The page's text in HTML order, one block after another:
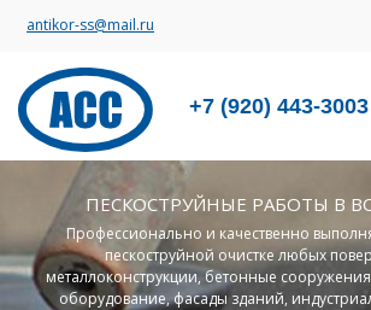
antikor-ss@mail.ru
+7 (920) 443-3003
ПЕСКОСТРУЙНЫЕ РАБОТЫ В
Профессионально и качественно
пескоструйной очистке любых
металлоконструкции, бетонные
оборудование, фасады зданий,